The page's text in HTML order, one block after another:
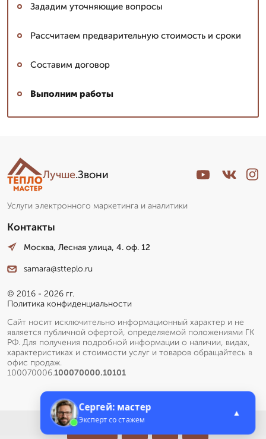
Зададим уточняющие вопросы
Рассчитаем предварительную стоимость и сроки
Составим договор
Выполним работы
Лучше.Звони
Услуги электронного маркетинга и аналитики
Контакты
Москва, Лесная улица, 4. оф. 12
samara@stteplo.ru
© 2016 - 2026 гг.
Политика конфиденциальности
Сайт носит исключительно информационный характер и не
является публичной офертой, определяемой положениями ГК
РФ. Для получения подробной информации о наличии, видах,
характеристиках и стоимости услуг и товаров обращайтесь в
офис продаж.
100070006.100070000.10101
Меню
Сергей: мастер
Эксперт со стажем
▲